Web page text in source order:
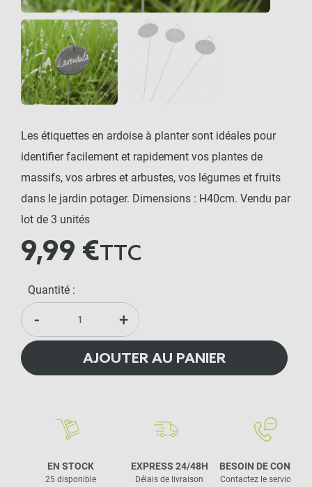
Les étiquettes en ardoise à planter sont idéales pour
identifier facilement et rapidement vos plantes de
massifs, vos arbres et arbustes, vos légumes et fruits
dans le jardin potager. Dimensions : H40cm. Vendu par
lot de 3 unités
9,99 €TTC
Quantité :
- +
AJOUTER AU PANIER
EN STOCK
25 disponible
EXPRESS 24/48H
Délais de livraison
BESOIN DE CONSEIL
Contactez le service